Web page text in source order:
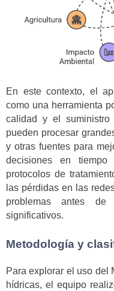
En este contexto, el
como una herramienta
calidad y el
pueden procesar
y otras fuentes para
decisiones en tiempo
protocolos de
las pérdidas en las
problemas antes
significativos.
Metodología y
Para explorar el uso del
hídricas, el equipo